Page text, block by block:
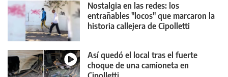
Nostalgia en las redes: los
entrañables "locos" que marcaron la
historia callejera de Cipolletti
Así quedó el local tras el fuerte
choque de una camioneta en